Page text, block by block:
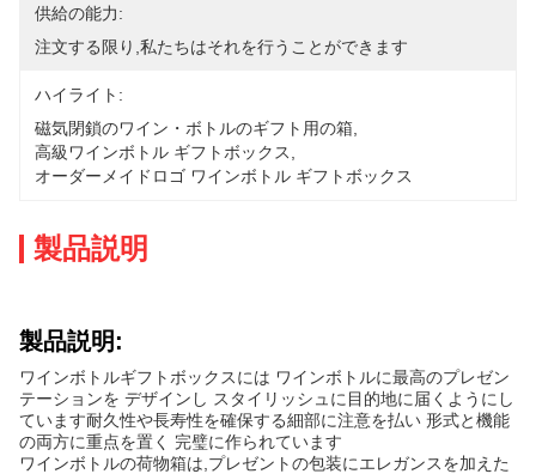
供給の能力:
注文する限り,私たちはそれを行うことができます
ハイライト:
磁気閉鎖のワイン・ボトルのギフト用の箱
高級ワインボトル ギフトボックス
オーダーメイドロゴ ワインボトル ギフトボックス
製品説明
製品説明:
ワインボトルギフトボックスには ワインボトルに最高のプレゼン
テーションを デザインし スタイリッシュに目的地に届くようにし
ています耐久性や長寿性を確保する細部に注意を払い 形式と機能
の両方に重点を置く 完璧に作られています
ワインボトルの荷物箱は,プレゼントの包装にエレガンスを加えた